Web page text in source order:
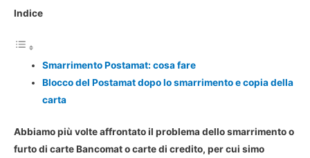
Indice
Smarrimento Postamat: cosa fare
Blocco del Postamat dopo lo smarrimento e copia della
carta
Abbiamo più volte affrontato il problema dellosmarrimento o
furto di carte Bancomato carte di credito, per cui simo